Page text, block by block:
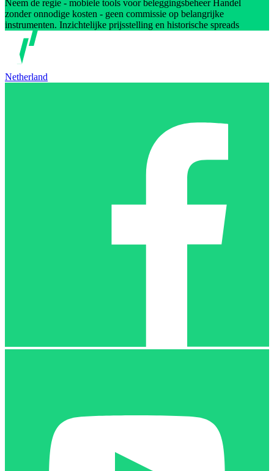
Neem de regie - mobiele tools voor beleggingsbeheer Handel
zonder onnodige kosten - geen commissie op belangrijke
instrumenten. Inzichtelijke prijsstelling en historische spreads
Netherland